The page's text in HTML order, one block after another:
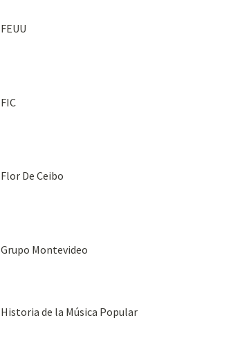
FEUU
FIC
Flor De Ceibo
Grupo Montevideo
Historia de la Música Popular